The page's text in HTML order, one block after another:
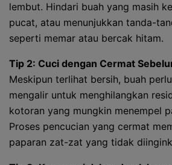
lembut. Hindari buah yang masih
pucat, atau menunjukkan tanda-
seperti memar atau bercak hitam.
Tip 2: Cuci dengan Cermat
Meskipun terlihat bersih, buah
mengalir untuk menghilangkan
kotoran yang mungkin menempel
Proses pencucian yang cermat
paparan zat-zat yang tidak